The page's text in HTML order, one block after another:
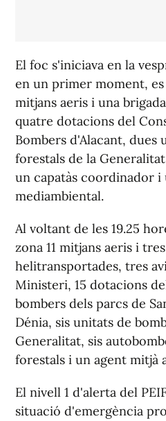
El foc s'iniciava en la
en un primer moment,
mitjans aeris i una
quatre dotacions del
Bombers d'Alacant, dues
forestals de la
un capatàs coordinador i
mediambiental.
Al voltant de les 19.25
zona 11 mitjans aeris i
helitransportades, tres
Ministeri, 15 dotacions
bombers dels parcs de
Dénia, sis unitats de
Generalitat, sis
forestals i un agent mitjà
El nivell 1 d'alerta del
situació d'emergència